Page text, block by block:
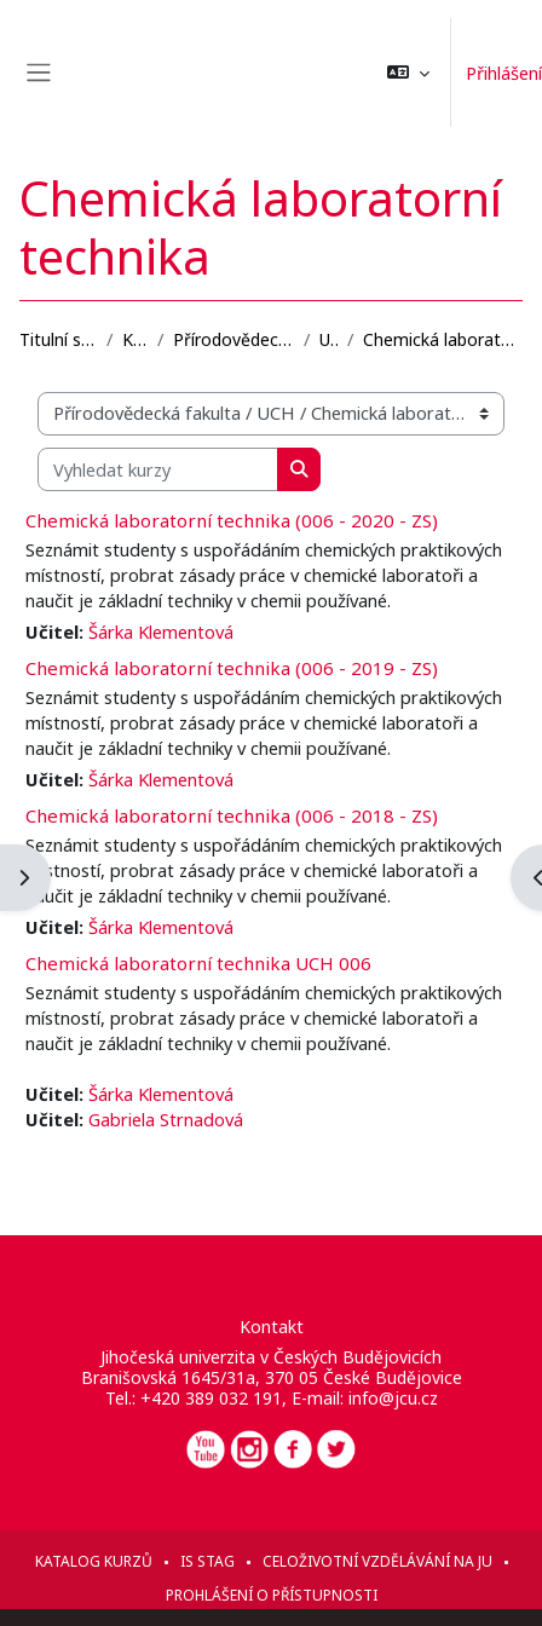
Přihlášení
Otevřít panel bloku
Chemická laboratorní
technika
Titulní stránka Kurzy Přírodovědecká fakulta UCH Chemická laboratorní technika
Organizační struktura kurzů
Vyhledat kurzy
Vyhledat kurzy
Chemická laboratorní technika (006 - 2020 - ZS)
Seznámit studenty s uspořádáním chemických praktikových
místností, probrat zásady práce v chemické laboratoři a
naučit je základní techniky v chemii používané.
Učitel: Šárka Klementová
Chemická laboratorní technika (006 - 2019 - ZS)
Seznámit studenty s uspořádáním chemických praktikových
místností, probrat zásady práce v chemické laboratoři a
naučit je základní techniky v chemii používané.
Učitel: Šárka Klementová
Chemická laboratorní technika (006 - 2018 - ZS)
Seznámit studenty s uspořádáním chemických praktikových
místností, probrat zásady práce v chemické laboratoři a
naučit je základní techniky v chemii používané.
Učitel: Šárka Klementová
Chemická laboratorní technika UCH 006
Seznámit studenty s uspořádáním chemických praktikových
místností, probrat zásady práce v chemické laboratoři a
naučit je základní techniky v chemii používané.
Učitel: Šárka Klementová
Učitel: Gabriela Strnadová
Kontakt
Jihočeská univerzita v Českých Budějovicích
Branišovská 1645/31a, 370 05 České Budějovice
Tel.: +420 389 032 191, E-mail: info@jcu.cz
KATALOG KURZŮ IS STAG
CELOŽIVOTNÍ VZDĚLÁVÁNÍ NA JU
PROHLÁŠENÍ O PŘÍSTUPNOSTI